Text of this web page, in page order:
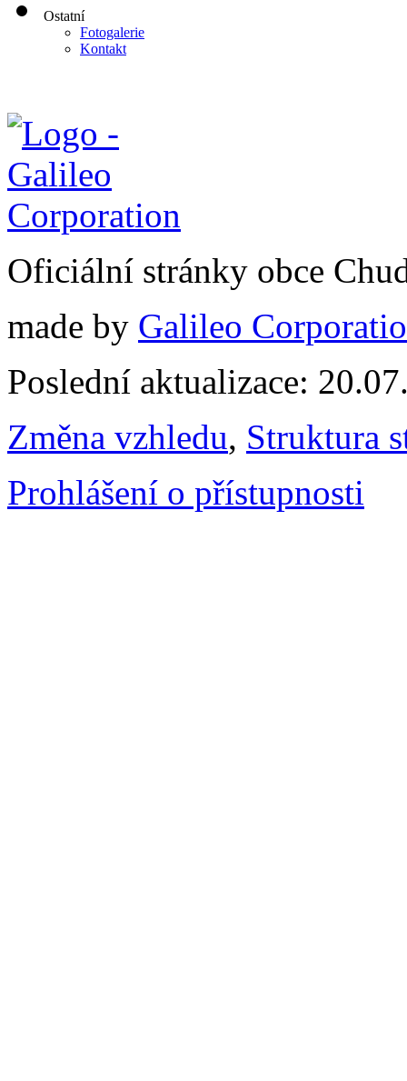
Ostatní
Fotogalerie
Kontakt
Oficiální stránky obce
made by Galileo
Poslední aktualizace:
Změna vzhledu, Struktura
Prohlášení o přístupnosti